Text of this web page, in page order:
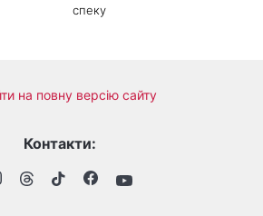
спеку
на повну версію сайту
Контакти: